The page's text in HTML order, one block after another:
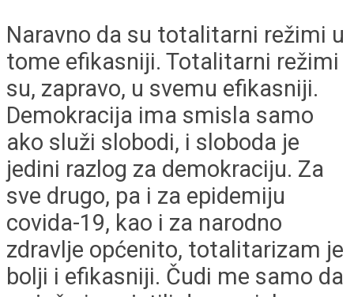
Naravno da su totalitarni režimi u
tome efikasniji. Totalitarni režimi
su, zapravo, u svemu efikasniji.
Demokracija ima smisla samo
ako služi slobodi, i sloboda je
jedini razlog za demokraciju. Za
sve drugo, pa i za epidemiju
covida-19, kao i za narodno
zdravlje općenito, totalitarizam je
bolji i efikasniji. Čudi me samo da